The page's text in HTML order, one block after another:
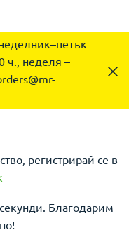
ч., неделя –
регистрирай се в
Благодарим